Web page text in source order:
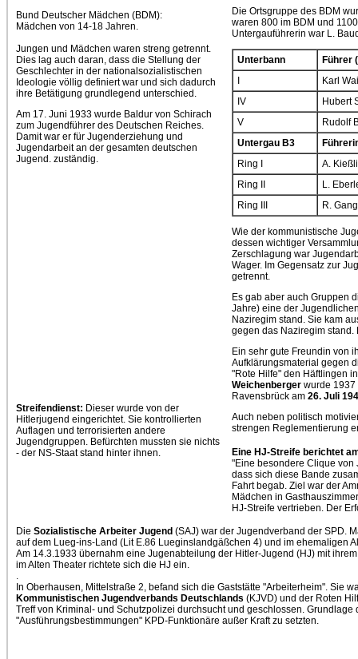
Bund Deutscher Mädchen (BDM):
Mädchen von 14-18 Jahren.
Jungen und Mädchen waren streng getrennt.
Dies lag auch daran, dass die Stellung der
Geschlechter in der nationalsozialistischen
Ideologie völlig definiert war und sich dadurch
ihre Betätigung grundlegend unterschied.
Am 17. Juni 1933 wurde Baldur von Schirach
zum Jugendführer des Deutschen Reiches.
Damit war er für Jugenderziehung und
Jugendarbeit an der gesamten deutschen
Jugend. zuständig.
Streifendienst: Dieser wurde von der
Hitlerjugend eingerichtet. Sie kontrollierten
Auflagen und terrorisierten andere
Jugendgruppen. Befürchten mussten sie nichts
- der NS-Staat stand hinter ihnen.
Die Ortsgruppe des BDM
waren 800 im BDM und
Untergauführerin war L.
Unterbann
Führer
Karl
IV
Hubert
V
Rudolf
Untergau B3
Ring I
A.
Ring II
L.
Ring III
R.
Wie der kommunistische
dessen wichtiger
Zerschlagung war
Wager. Im Gegensatz zur
getrennt.
Es gab aber auch Gruppen
Jahre) eine der
Naziregim stand. Sie kam
gegen das Naziregim
Ein sehr gute Freundin von
Aufklärungsmaterial gegen
"Rote Hilfe" den Häftlingen
Weichenberger wurde 1937
Ravensbrück am 26. Juli
Auch neben politisch
strengen Reglementierung
Eine HJ-Streife berichtet
"Eine besondere Clique von
dass sich diese Bande
Fahrt begab. Ziel war der
Mädchen in
HJ-Streife vertrieben. Der
Die Sozialistische Arbeiter Jugend (SAJ) war der Jugendverband der SPD.
auf dem Lueg-ins-Land (Lit E.86 Lueginslandgäßchen 4) und im ehemaligen
Am 14.3.1933 übernahm eine Jugenabteilung der Hitler-Jugend (HJ) mit
im Alten Theater richtete sich die HJ ein.
.
In Oberhausen, Mittelstraße 2, befand sich die Gaststätte "Arbeiterheim". Sie
Kommunistischen Jugendverbands Deutschlands (KJVD) und der Roten
Treff von Kriminal- und Schutzpolizei durchsucht und geschlossen. Grundlage
"Ausführungsbestimmungen" KPD-Funktionäre außer Kraft zu setzten.